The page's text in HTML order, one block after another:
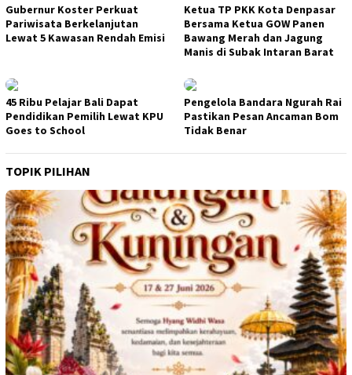
Gubernur Koster Perkuat
Pariwisata Berkelanjutan
Lewat 5 Kawasan Rendah Emisi
Ketua TP PKK Kota Denpasar
Bersama Ketua GOW Panen
Bawang Merah dan Jagung
Manis di Subak Intaran Barat
45 Ribu Pelajar Bali Dapat
Pendidikan Pemilih Lewat KPU
Goes to School
Pengelola Bandara Ngurah Rai
Pastikan Pesan Ancaman Bom
Tidak Benar
TOPIK PILIHAN